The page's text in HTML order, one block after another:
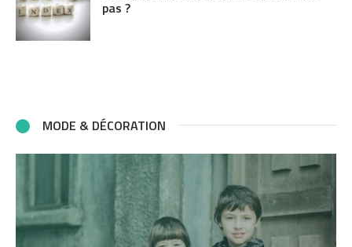
pas ?
MODE & DÉCORATION